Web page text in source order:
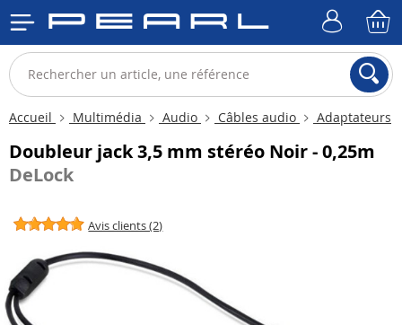
Accueil Multimédia Audio Câbles audio Adaptateurs
Doubleur jack 3,5 mm stéréo Noir - 0,25m
DeLock
Avis clients (2)